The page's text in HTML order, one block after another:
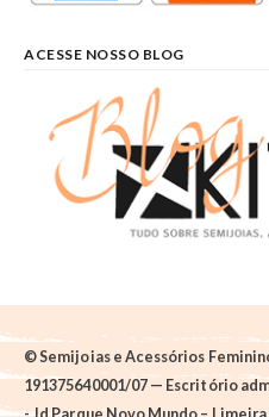
ACESSE NOSSO BLOG
© Semijoias e Acessórios
191375640001/07 — Escritório